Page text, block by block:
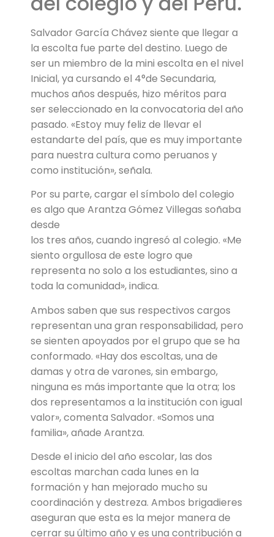
Salvador García Chávez siente que llegar a
la escolta fue parte del destino. Luego de
ser un miembro de la mini escolta en el nivel
Inicial, ya cursando el 4°de Secundaria,
muchos años después, hizo méritos para
ser seleccionado en la convocatoria del año
pasado. «Estoy muy feliz de llevar el
estandarte del país, que es muy importante
para nuestra cultura como peruanos y
como institución», señala.
Por su parte, cargar el símbolo del colegio
es algo que Arantza Gómez Villegas soñaba
desde
los tres años, cuando ingresó al colegio. «Me
siento orgullosa de este logro que
representa no solo a los estudiantes, sino a
toda la comunidad», indica.
Ambos saben que sus respectivos cargos
representan una gran responsabilidad, pero
se sienten apoyados por el grupo que se ha
conformado. «Hay dos escoltas, una de
damas y otra de varones, sin embargo,
ninguna es más importante que la otra; los
dos representamos a la institución con igual
valor», comenta Salvador. «Somos una
familia», añade Arantza.
Desde el inicio del año escolar, las dos
escoltas marchan cada lunes en la
formación y han mejorado mucho su
coordinación y destreza. Ambos brigadieres
aseguran que esta es la mejor manera de
cerrar su último año y es una contribución a